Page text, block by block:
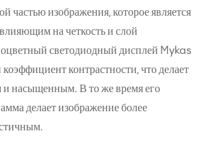
частью изображения, которое является
на четкость и слой
светодиодный дисплей Mykas
контрастности, что делает
и насыщенным. В то же время его
делает изображение более